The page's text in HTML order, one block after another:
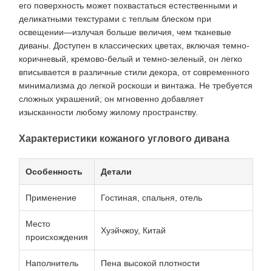
его поверхность может похвастаться естественными и
деликатными текстурами с теплым блеском при
освещении—излучая больше величия, чем тканевые
диваны. Доступен в классических цветах, включая темно-
коричневый, кремово-белый и темно-зеленый, он легко
вписывается в различные стили декора, от современного
минимализма до легкой роскоши и винтажа. Не требуется
сложных украшений; он мгновенно добавляет
изысканности любому жилому пространству.
Характеристики кожаного углового дивана
Особенность Детали
Применение Гостиная, спальня, отель
Место
происхождения
Хуэйчжоу, Китай
Наполнитель Пена высокой плотности